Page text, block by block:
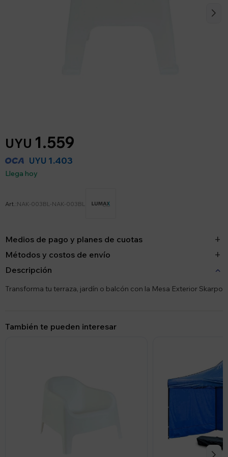
UYU 1.559
UYU 1.403
Llega hoy
NAK-003BL-NAK-003BL
Medios de pago y planes de cuotas
Métodos y costos de envío
Descripción
Transforma tu terraza, jardín o balcón con la Mesa Exterior Skarpo
También te pueden interesar